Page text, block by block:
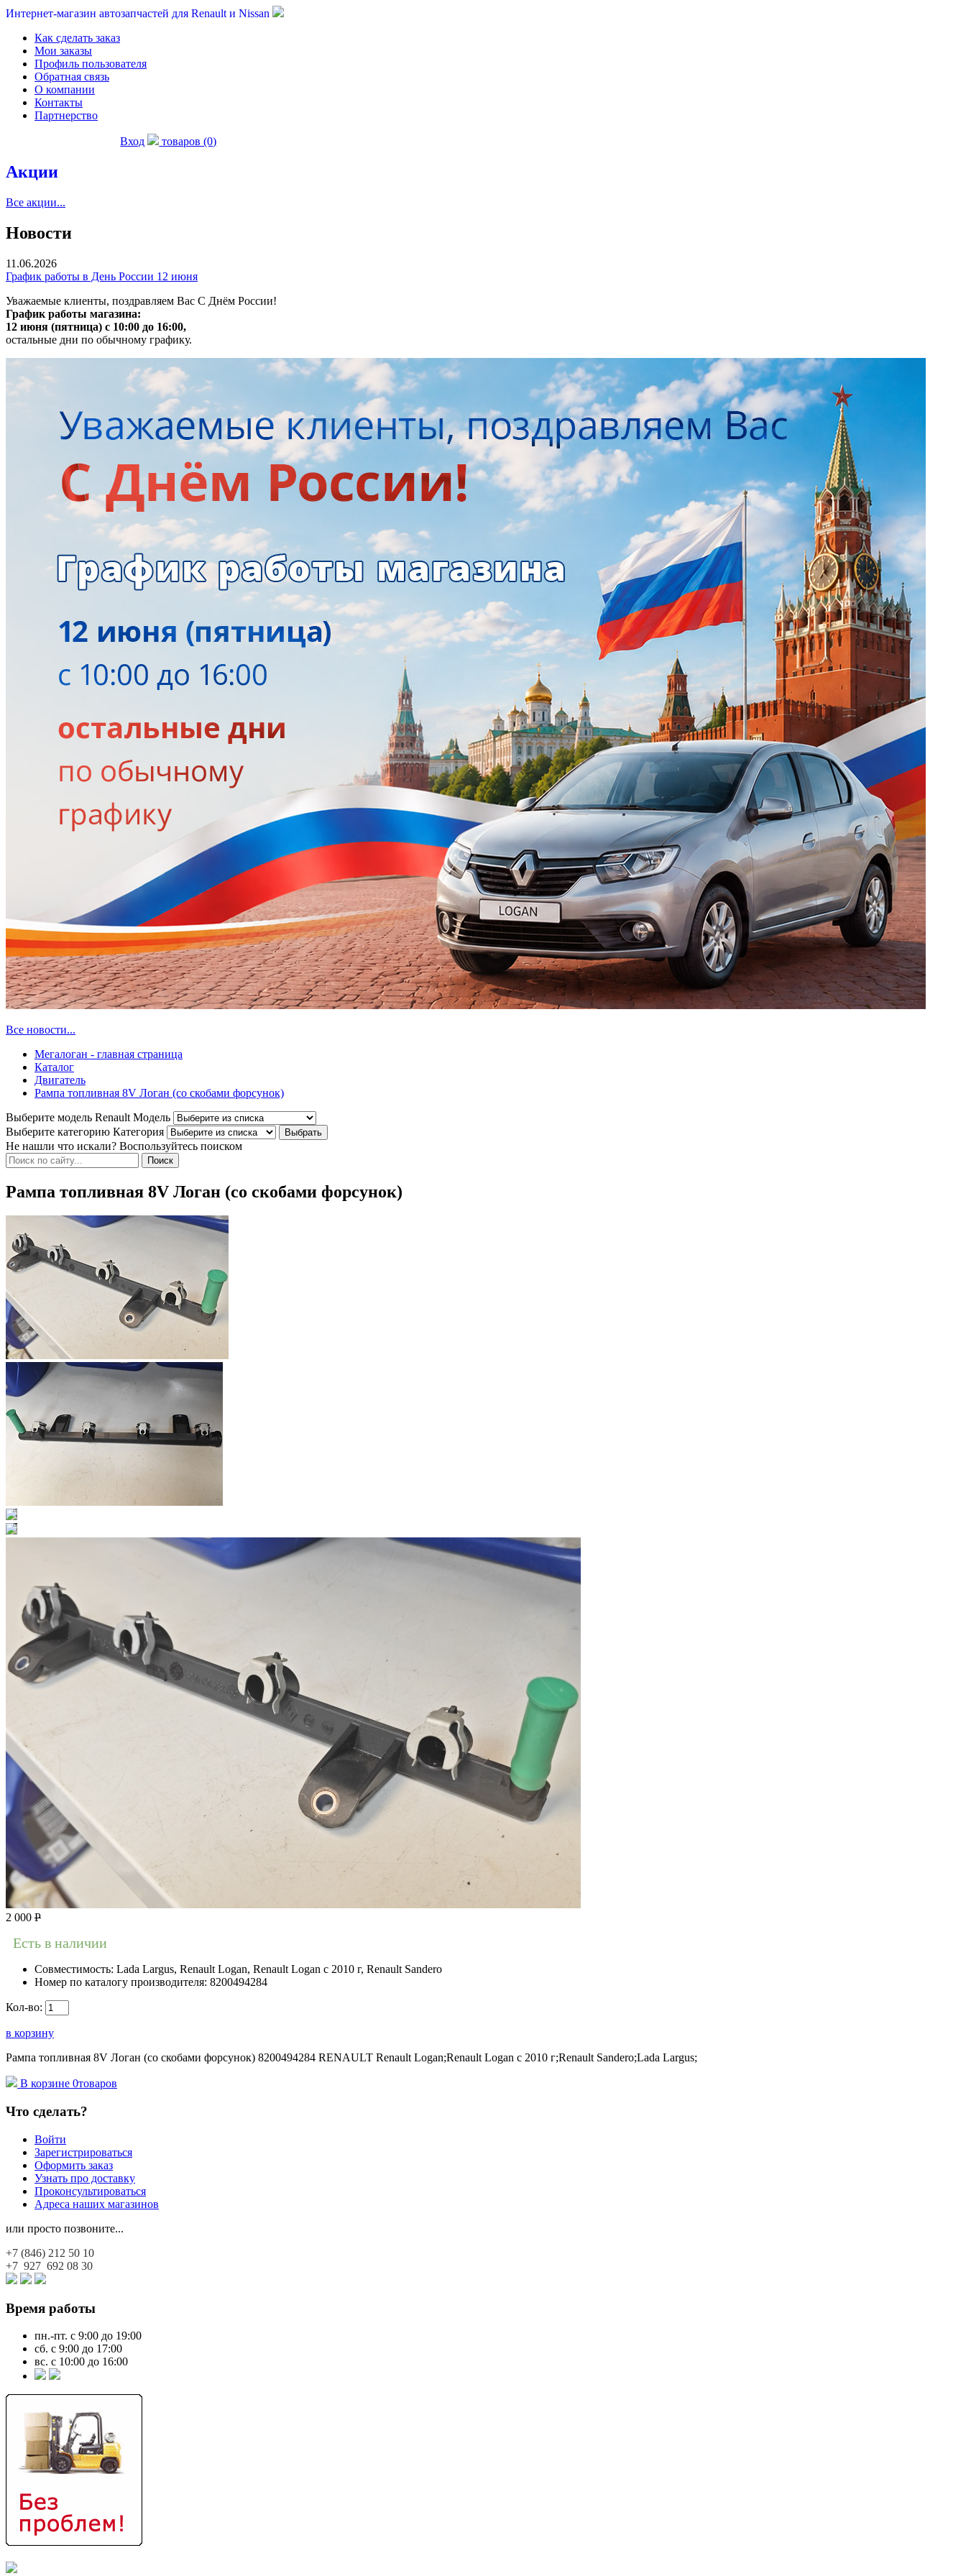
Интернет-магазин автозапчастей для Renault и Nissan
Как сделать заказ
Мои заказы
Профиль пользователя
Обратная связь
О компании
Контакты
Партнерство
Вход товаров (0)
Акции
Все акции...
Новости
11.06.2026
График работы в День России 12 июня
Уважаемые клиенты, поздравляем Вас С Днём России!
График работы магазина:
12 июня (пятница) с 10:00 до 16:00,
остальные дни по обычному графику.
Все новости...
Мегалоган - главная страница
Каталог
Двигатель
Рампа топливная 8V Логан (со скобами форсунок)
Выберите модель Renault Модель
Выберите категорию Категория
Не нашли что искали? Воспользуйтесь поиском
Рампа топливная 8V Логан (со скобами форсунок)
2 000 Р
Есть в наличии
Совместимость: Lada Largus, Renault Logan, Renault Logan c 2010 г, Renault Sandero
Номер по каталогу производителя: 8200494284
Кол-во:
в корзину
Рампа топливная 8V Логан (со скобами форсунок) 8200494284 RENAULT Renault Logan;Renault Logan c 2010 г;Renault Sandero;Lada Largus;
В корзине 0товаров
Что сделать?
Войти
Зарегистрироваться
Оформить заказ
Узнать про доставку
Проконсультироваться
Адреса наших магазинов
или просто позвоните...
+7 (846) 212 50 10
+7 927 692 08 30
Время работы
пн.-пт. с 9:00 до 19:00
сб. с 9:00 до 17:00
вс. с 10:00 до 16:00